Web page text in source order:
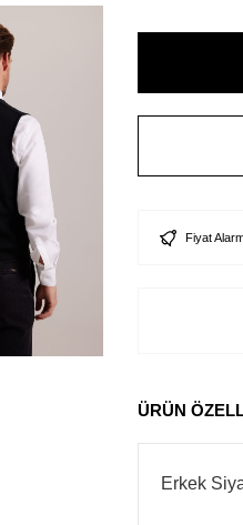
Fiyat
ÜRÜN
Erkek